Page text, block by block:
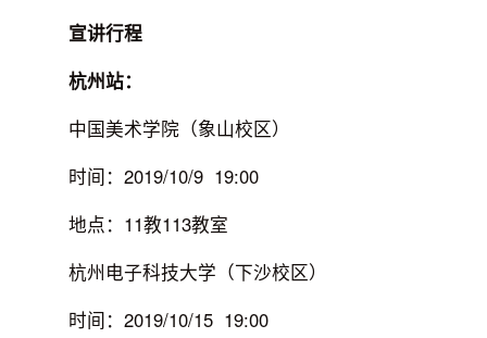
宣讲行程
杭州站：
中国美术学院（象山校区）
时间：2019/10/9 19:00
地点：11教113教室
杭州电子科技大学（下沙校区）
时间：2019/10/15 19:00